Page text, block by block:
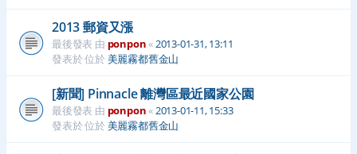
2013 郵資又漲
最後發表 由 ponpon« 2013-01-31, 13:11
發表於 位於 美麗霧都舊金山
[新聞] Pinnacle 離灣區最近國家公園
最後發表 由 ponpon« 2013-01-11, 15:33
發表於 位於 美麗霧都舊金山